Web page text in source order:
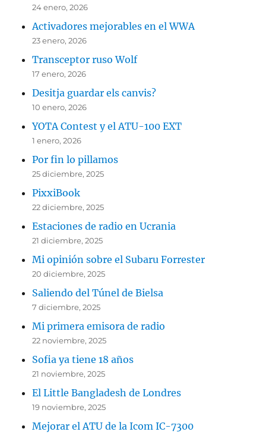
24 enero, 2026
Activadores mejorables en el WWA
23 enero, 2026
Transceptor ruso Wolf
17 enero, 2026
Desitja guardar els canvis?
10 enero, 2026
YOTA Contest y el ATU-100 EXT
1 enero, 2026
Por fin lo pillamos
25 diciembre, 2025
PixxiBook
22 diciembre, 2025
Estaciones de radio en Ucrania
21 diciembre, 2025
Mi opinión sobre el Subaru Forrester
20 diciembre, 2025
Saliendo del Túnel de Bielsa
7 diciembre, 2025
Mi primera emisora de radio
22 noviembre, 2025
Sofia ya tiene 18 años
21 noviembre, 2025
El Little Bangladesh de Londres
19 noviembre, 2025
Mejorar el ATU de la Icom IC-7300